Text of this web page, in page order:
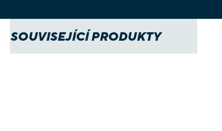
SOUVISEJÍCÍ PRODUKTY